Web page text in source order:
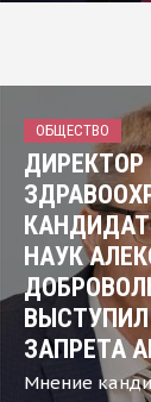
ОБЩЕСТВО
НАУК
ЗАПРЕТА
Мнение